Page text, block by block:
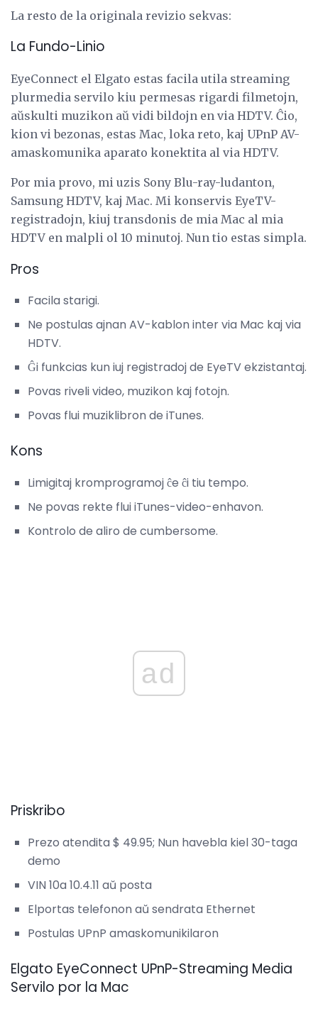
La resto de la originala revizio sekvas:
La Fundo-Linio
EyeConnect el Elgato estas facila utila streaming
plurmedia servilo kiu permesas rigardi filmetojn,
aŭskulti muzikon aŭ vidi bildojn en via HDTV. Ĉio,
kion vi bezonas, estas Mac, loka reto, kaj UPnP AV-
amaskomunika aparato konektita al via HDTV.
Por mia provo, mi uzis Sony Blu-ray-ludanton,
Samsung HDTV, kaj Mac. Mi konservis EyeTV-
registradojn, kiuj transdonis de mia Mac al mia
HDTV en malpli ol 10 minutoj. Nun tio estas simpla.
Pros
Facila starigi.
Ne postulas ajnan AV-kablon inter via Mac kaj via
HDTV.
Ĝi funkcias kun iuj registradoj de EyeTV ekzistantaj.
Povas riveli video, muzikon kaj fotojn.
Povas flui muziklibron de iTunes.
Kons
Limigitaj kromprogramoj ĉe ĉi tiu tempo.
Ne povas rekte flui iTunes-video-enhavon.
Kontrolo de aliro de cumbersome.
ad
Priskribo
Prezo atendita $ 49.95; Nun havebla kiel 30-taga
demo
VIN 10a 10.4.11 aŭ posta
Elportas telefonon aŭ sendrata Ethernet
Postulas UPnP amaskomunikilaron
Elgato EyeConnect UPnP-Streaming Media
Servilo por la Mac